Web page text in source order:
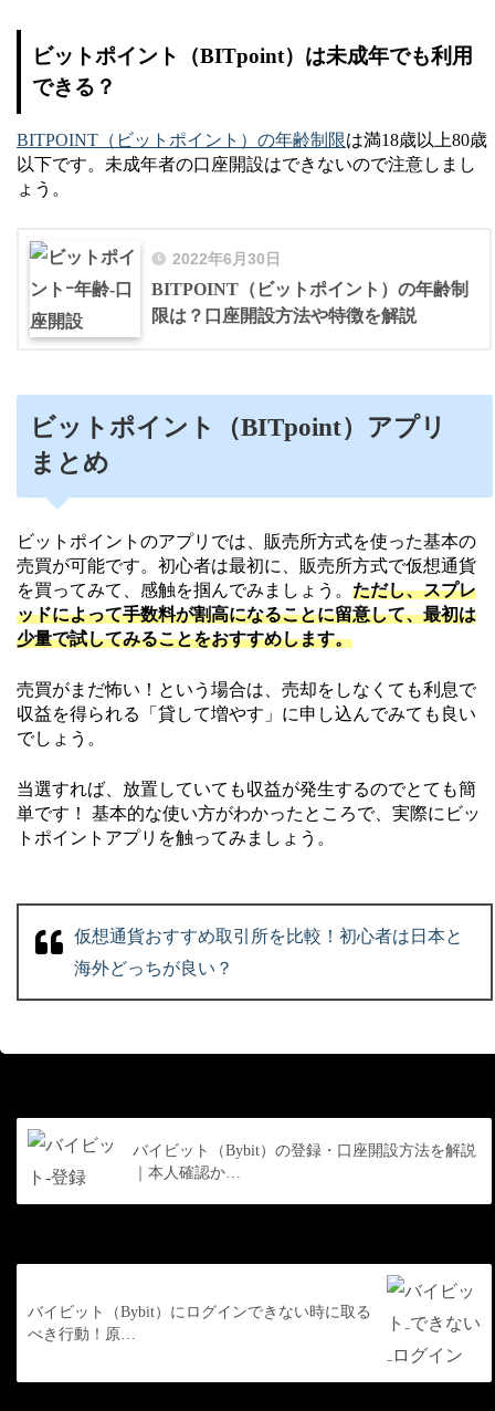
ビットポイント（BITpoint）は未成年でも利用
できる？
BITPOINT（ビットポイント）の年齢制限は満18歳以上80歳
以下です。未成年者の口座開設はできないので注意しまし
ょう。
2022年6月30日
BITPOINT（ビットポイント）の年齢制
限は？口座開設方法や特徴を解説
ビットポイント（BITpoint）アプリ
まとめ
ビットポイントのアプリでは、販売所方式を使った基本の
売買が可能です。初心者は最初に、販売所方式で仮想通貨
を買ってみて、感触を掴んでみましょう。 ただし、スプレ
ッドによって手数料が割高になることに留意して、最初は
少量で試してみることをおすすめします。
売買がまだ怖い！という場合は、売却をしなくても利息で
収益を得られる「貸して増やす」に申し込んでみても良い
でしょう。
当選すれば、放置していても収益が発生するのでとても簡
単です！ 基本的な使い方がわかったところで、実際にビッ
トポイントアプリを触ってみましょう。
仮想通貨おすすめ取引所を比較！初心者は日本と
海外どっちが良い？
バイビット（Bybit）の登録・口座開設方法を解説
｜本人確認か…
バイビット（Bybit）にログインできない時に取る
べき行動！原…